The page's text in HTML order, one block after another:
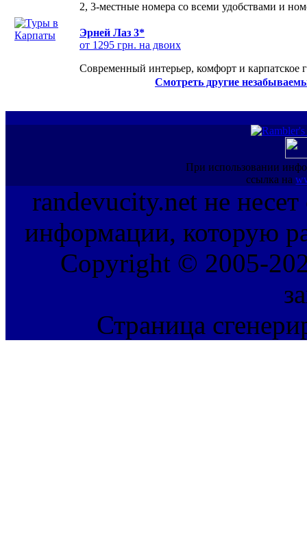
2, 3-местные номера со всеми удобствами и
Эрней Лаз 3*
от 1295 грн. на двоих
Современный интерьер, комфорт и карпатское
Смотреть другие
При использовании
ссылка на
randevucity.net не несет
информации, которую
Copyright © 2005-
Страница